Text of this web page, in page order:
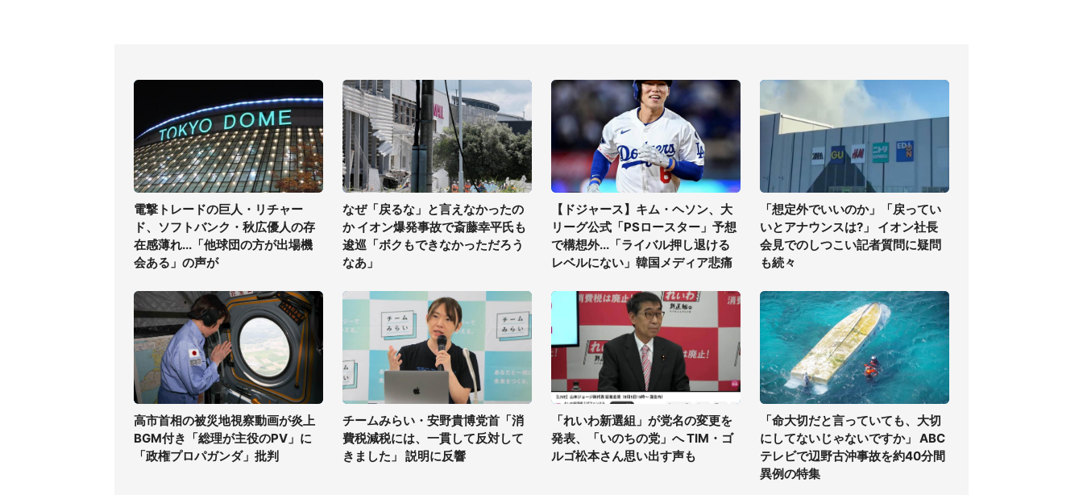
電撃トレードの巨人・リチャー
ド、ソフトバンク・秋広優人の存
在感薄れ...「他球団の方が出場機
会ある」の声が
なぜ「戻るな」と言えなかったの
か イオン爆発事故で斎藤幸平氏も
逡巡「ボクもできなかっただろう
なあ」
【ドジャース】キム・ヘソン、大
リーグ公式「PSロースター」予想
で構想外...「ライバル押し退ける
レベルにない」韓国メディア悲痛
「想定外でいいのか」「戻ってい
いとアナウンスは?」 イオン社長
会見でのしつこい記者質問に疑問
も続々
高市首相の被災地視察動画が炎上
BGM付き「総理が主役のPV」に
「政権プロパガンダ」批判
チームみらい・安野貴博党首「消
費税減税には、一貫して反対して
きました」 説明に反響
「れいわ新選組」が党名の変更を
発表、「いのちの党」へ TIM・ゴ
ルゴ松本さん思い出す声も
「命大切だと言っていても、大切
にしてないじゃないですか」 ABC
テレビで辺野古沖事故を約40分間
異例の特集